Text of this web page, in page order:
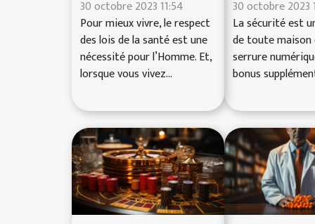
30 octobre 2023 11:54
Pour mieux vivre, le respect
des lois de la santé est une
nécessité pour l’Homme. Et,
lorsque vous vivez...
30 octobre 2023
La sécurité est
de toute maison
serrure
bonus